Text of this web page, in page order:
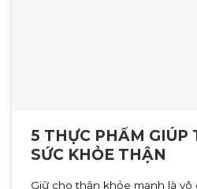
5 THỰC PHẨM GIÚP
SỨC KHỎE THẬN
Giữ cho thận khỏe mạnh là